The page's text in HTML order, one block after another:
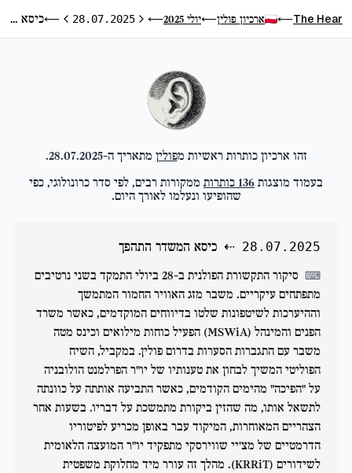
The Hear
⟵ ארכיון פולין⟵יולי 2025 ⟵היום הקודם
28.07.2025 היום הבא
⟵ כיסא המשדר התהפך
זהו ארכיון כותרות ראשיות מפולין מתאריך ה-28.07.2025
.
בעמוד מוצגות 136 כותרות ממקורות רבים, לפי סדר כרונולוגי, כפי
שהופיעו ונעלמו לאורך היום.
28.07.2025
⇠ כיסא המשדר התהפך
⌨
סיקור התקשורת הפולנית ב-28 ביולי התמקד בשני נרטיבים
מתפתחים עיקריים. משבר מזג האוויר החמור המתמשך
וההיערכות לשיטפונות שלטו בדיווחים המוקדמים, כאשר משרד
הפנים והמינהל (MSWiA) הפעיל כוחות מילואים וכינס מטה
משבר עם התגברות הסערות בדרום פולין. במקביל, השיח
הפוליטי המשיך לבחון את טענותיו של יו"ר הפרלמנט הולובניה
על "הפיכה" מהימים הקודמים, כאשר התביעה אותתה על כוונתה
לתשאל אותו, מה שהזין ביקורת מתמשכת על דבריו. בשעות אחר
הצהריים המאוחרות, המיקוד עבר באופן מכריע לפיטוריו
הדרמטיים של מצ'יי שווירסקי מתפקיד יו"ר המועצה הלאומית
לשידורים (KRRiT). מהלך זה עורר מיד מחלוקת משפטית